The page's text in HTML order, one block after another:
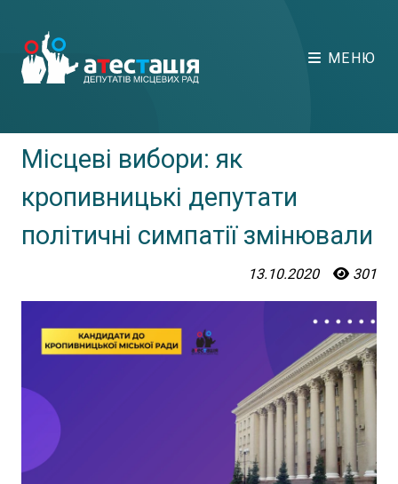
МЕНЮ
Місцеві вибори: як
кропивницькі депутати
політичні симпатії змінювали
13.10.2020 301